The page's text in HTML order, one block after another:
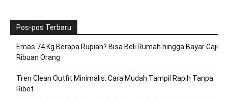
Pos-pos Terbaru
Emas 74 Kg Berapa Rupiah? Bisa Beli Rumah hingga Bayar Gaji
Ribuan Orang
Tren Clean Outfit Minimalis: Cara Mudah Tampil Rapih Tanpa
Ribet